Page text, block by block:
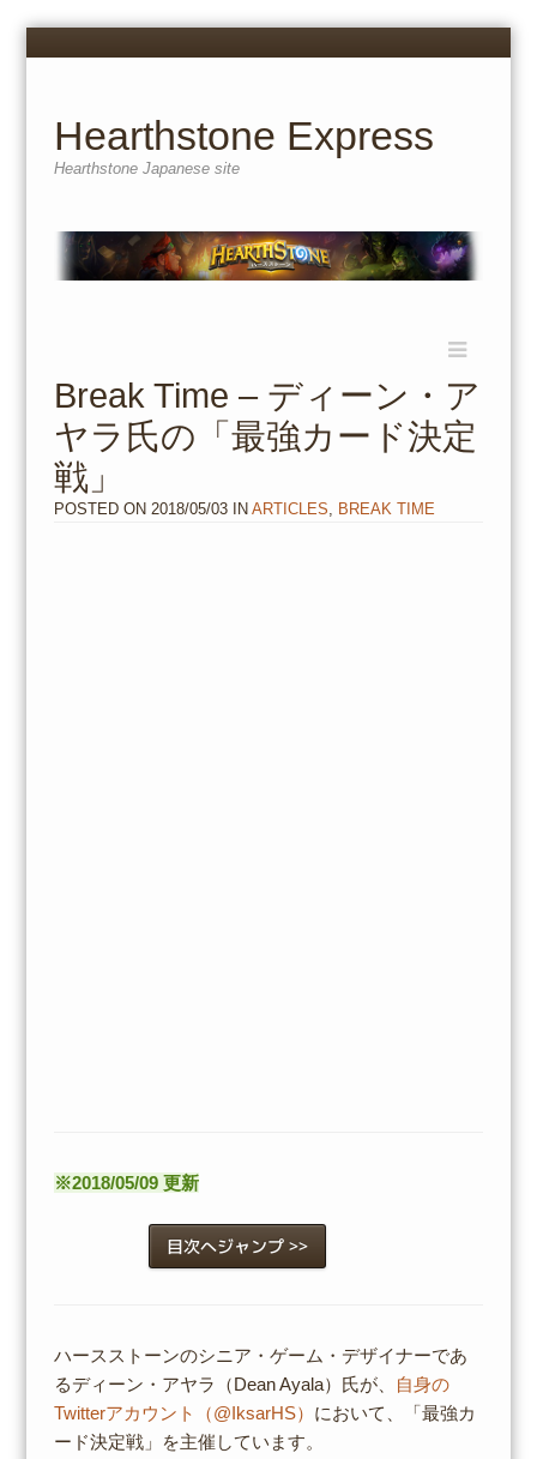
Menu
Hearthstone Express
Hearthstone Japanese site
content
Break Time – ディーン・ア
ヤラ氏の「最強カード決定
戦」
POSTED ON 2018/05/03IN ARTICLES BREAK TIME
※2018/05/09 更新
目次へジャンプ >>
ハースストーンのシニア・ゲーム・デザイナーであ
るディーン・アヤラ（Dean Ayala）氏が、
自身の
Twitterアカウント（@IksarHS） において、「最強カ
ード決定戦」を主催しています。